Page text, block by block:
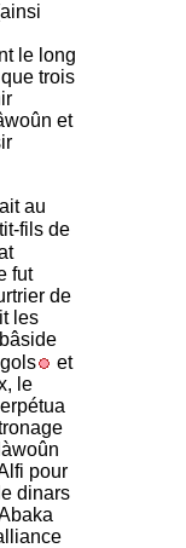
le long
trois
et
au
fils de
fut
de
les
et
le
pour
dinars